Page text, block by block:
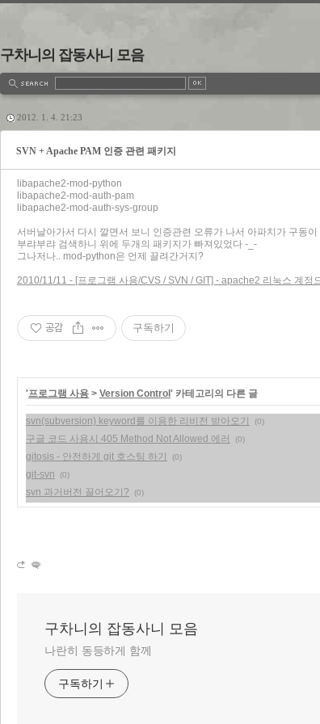
구차니의 잡동사니 모음
2012. 1. 4. 21:23
SVN + Apache PAM 인증 관련 패키지
libapache2-mod-python
libapache2-mod-auth-pam
libapache2-mod-auth-sys-group
서버날아가서 다시 깔면서 보니 인증관련 오류가 나서 아파치가 구동이
부랴부랴 검색하니 위에 두개의 패키지가 빠져있었다 -_-
그나저나.. mod-python은 언제 끌려간거지?
2010/11/11 - [프로그램 사용/CVS / SVN / GIT] - apache2 리눅스 계정
공감 구독하기
'프로그램 사용 > Version Control ' 카테고리의 다른 글
svn(subversion) keyword를 이용한 리비전 받아오기 (0)
구글 코드 사용시 405 Method Not Allowed 에러 (0)
gitosis - 안전하게 git 호스팅 하기 (0)
git-svn (0)
svn 과거버전 끌어오기? (0)
구차니의 잡동사니 모음
나란히 동등하게 함께
구독하기